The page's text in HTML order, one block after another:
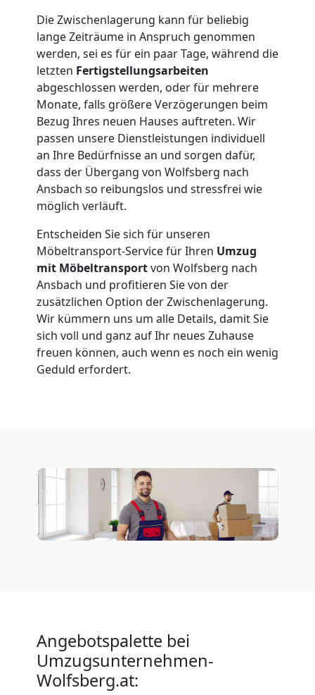
Die Zwischenlagerung kann für beliebig
lange Zeiträume in Anspruch genommen
werden, sei es für ein paar Tage, während die
letzten Fertigstellungsarbeiten
abgeschlossen werden, oder für mehrere
Monate, falls größere Verzögerungen beim
Bezug Ihres neuen Hauses auftreten. Wir
passen unsere Dienstleistungen individuell
an Ihre Bedürfnisse an und sorgen dafür,
dass der Übergang von Wolfsberg nach
Ansbach so reibungslos und stressfrei wie
möglich verläuft.
Entscheiden Sie sich für unseren
Möbeltransport-Service für Ihren Umzug
mit Möbeltransportvon Wolfsberg nach
Ansbach und profitieren Sie von der
zusätzlichen Option der Zwischenlagerung.
Wir kümmern uns um alle Details, damit Sie
sich voll und ganz auf Ihr neues Zuhause
freuen können, auch wenn es noch ein wenig
Geduld erfordert.
Angebotspalette bei
Umzugsunternehmen-
Wolfsberg.at: